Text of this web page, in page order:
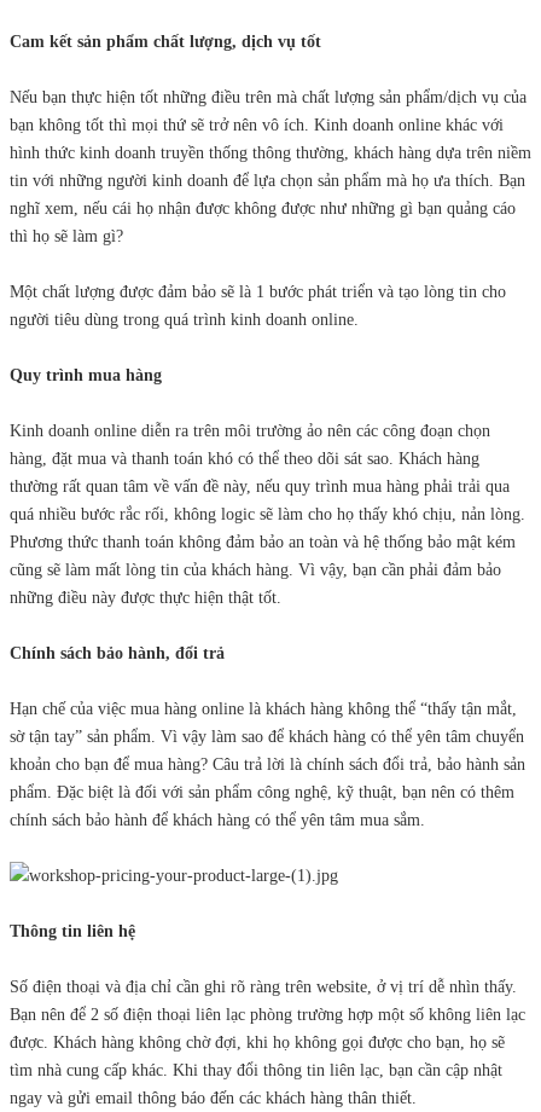
Cam kết sản phẩm chất lượng, dịch vụ tốt
Nếu bạn thực hiện tốt những điều trên mà chất lượng sản phẩm/dịch vụ của
bạn không tốt thì mọi thứ sẽ trở nên vô ích. Kinh doanh online khác với
hình thức kinh doanh truyền thống thông thường, khách hàng dựa trên niềm
tin với những người kinh doanh để lựa chọn sản phẩm mà họ ưa thích. Bạn
nghĩ xem, nếu cái họ nhận được không được như những gì bạn quảng cáo
thì họ sẽ làm gì?
Một chất lượng được đảm bảo sẽ là 1 bước phát triển và tạo lòng tin cho
người tiêu dùng trong quá trình kinh doanh online.
Quy trình mua hàng
Kinh doanh online diễn ra trên môi trường ảo nên các công đoạn chọn
hàng, đặt mua và thanh toán khó có thể theo dõi sát sao. Khách hàng
thường rất quan tâm về vấn đề này, nếu quy trình mua hàng phải trải qua
quá nhiều bước rắc rối, không logic sẽ làm cho họ thấy khó chịu, nản lòng.
Phương thức thanh toán không đảm bảo an toàn và hệ thống bảo mật kém
cũng sẽ làm mất lòng tin của khách hàng. Vì vậy, bạn cần phải đảm bảo
những điều này được thực hiện thật tốt.
Chính sách bảo hành, đổi trả
Hạn chế của việc mua hàng online là khách hàng không thể “thấy tận mắt,
sờ tận tay” sản phẩm. Vì vậy làm sao để khách hàng có thể yên tâm chuyển
khoản cho bạn để mua hàng? Câu trả lời là chính sách đổi trả, bảo hành sản
phẩm. Đặc biệt là đối với sản phẩm công nghệ, kỹ thuật, bạn nên có thêm
chính sách bảo hành để khách hàng có thể yên tâm mua sắm.
Thông tin liên hệ
Số điện thoại và địa chỉ cần ghi rõ ràng trên website, ở vị trí dễ nhìn thấy.
Bạn nên để 2 số điện thoại liên lạc phòng trường hợp một số không liên lạc
được. Khách hàng không chờ đợi, khi họ không gọi được cho bạn, họ sẽ
tìm nhà cung cấp khác. Khi thay đổi thông tin liên lạc, bạn cần cập nhật
ngay và gửi email thông báo đến các khách hàng thân thiết.